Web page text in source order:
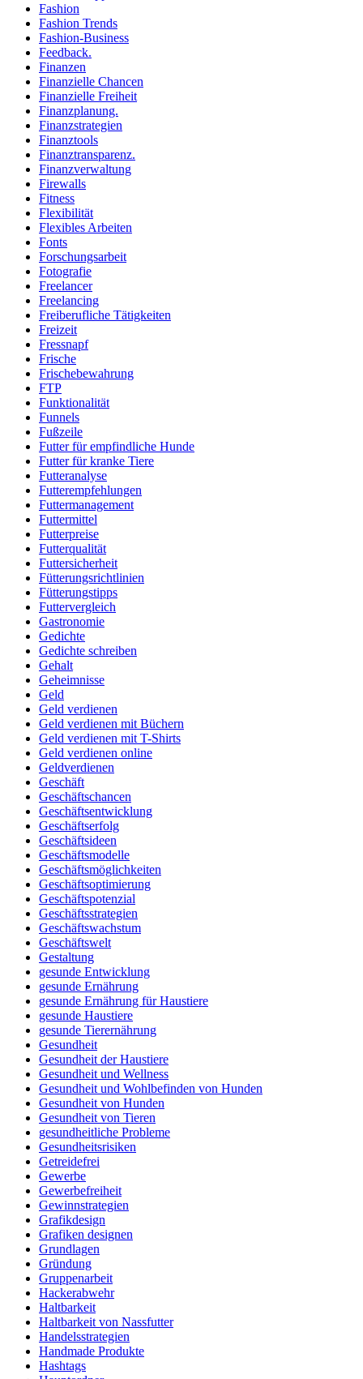
Fashion
Fashion Trends
Fashion-Business
Feedback.
Finanzen
Finanzielle Chancen
Finanzielle Freiheit
Finanzplanung.
Finanzstrategien
Finanztools
Finanztransparenz.
Finanzverwaltung
Firewalls
Fitness
Flexibilität
Flexibles Arbeiten
Fonts
Forschungsarbeit
Fotografie
Freelancer
Freelancing
Freiberufliche Tätigkeiten
Freizeit
Fressnapf
Frische
Frischebewahrung
FTP
Funktionalität
Funnels
Fußzeile
Futter für empfindliche Hunde
Futter für kranke Tiere
Futteranalyse
Futterempfehlungen
Futtermanagement
Futtermittel
Futterpreise
Futterqualität
Futtersicherheit
Fütterungsrichtlinien
Fütterungstipps
Futtervergleich
Gastronomie
Gedichte
Gedichte schreiben
Gehalt
Geheimnisse
Geld
Geld verdienen
Geld verdienen mit Büchern
Geld verdienen mit T-Shirts
Geld verdienen online
Geldverdienen
Geschäft
Geschäftschancen
Geschäftsentwicklung
Geschäftserfolg
Geschäftsideen
Geschäftsmodelle
Geschäftsmöglichkeiten
Geschäftsoptimierung
Geschäftspotenzial
Geschäftsstrategien
Geschäftswachstum
Geschäftswelt
Gestaltung
gesunde Entwicklung
gesunde Ernährung
gesunde Ernährung für Haustiere
gesunde Haustiere
gesunde Tierernährung
Gesundheit
Gesundheit der Haustiere
Gesundheit und Wellness
Gesundheit und Wohlbefinden von Hunden
Gesundheit von Hunden
Gesundheit von Tieren
gesundheitliche Probleme
Gesundheitsrisiken
Getreidefrei
Gewerbe
Gewerbefreiheit
Gewinnstrategien
Grafikdesign
Grafiken designen
Grundlagen
Gründung
Gruppenarbeit
Hackerabwehr
Haltbarkeit
Haltbarkeit von Nassfutter
Handelsstrategien
Handmade Produkte
Hashtags